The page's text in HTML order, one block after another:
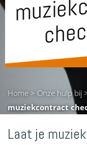
Home > Onze hulp bij
muziekcontract
Laat je